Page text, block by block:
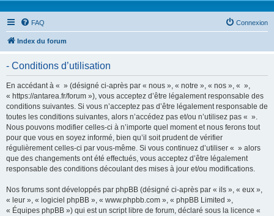
FAQ Connexion
Index du forum
- Conditions d’utilisation
En accédant à « » (désigné ci-après par « nous », « notre », « nos », « »,
« https://antarea.fr/forum »), vous acceptez d’être légalement responsable des
conditions suivantes. Si vous n’acceptez pas d’être légalement responsable de
toutes les conditions suivantes, alors n’accédez pas et/ou n’utilisez pas « ».
Nous pouvons modifier celles-ci à n’importe quel moment et nous ferons tout
pour que vous en soyez informé, bien qu’il soit prudent de vérifier
régulièrement celles-ci par vous-même. Si vous continuez d’utiliser « » alors
que des changements ont été effectués, vous acceptez d’être légalement
responsable des conditions découlant des mises à jour et/ou modifications.
Nos forums sont développés par phpBB (désigné ci-après par « ils », « eux »,
« leur », « logiciel phpBB », « www.phpbb.com », « phpBB Limited »,
« Équipes phpBB ») qui est un script libre de forum, déclaré sous la licence «